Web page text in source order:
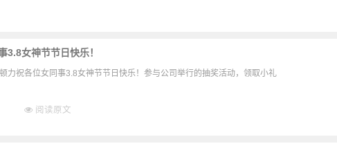
3.8女神节节日快乐！
力祝各位女同事3.8女神节节日快乐！参与公司举行的抽奖活动，领取小礼
阅读原文